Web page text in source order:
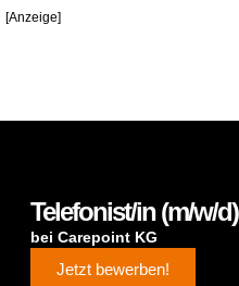
[Anzeige]
Telefonist/in (m/w/d)
bei Carepoint KG
Jetzt bewerben!